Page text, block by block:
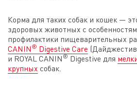
Корма для таких собак и кошек —
здоровых животных с
профилактики пищеварительных
CANIN ® Digestive Care
и ROYAL CANIN® Digestive для
крупных собак.